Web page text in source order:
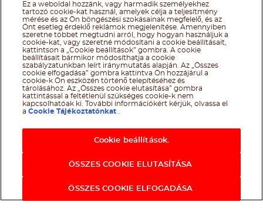
@Ferrero 2026 All rights reserved.
Nutella® cookie tájékoztató
Felhasználás Feltételei
Technikai információk Impresszum
Ferrero
adatkezelési tájékoztató
Ez a weboldal hozzánk, vagy harmadik személyekhez
tartozó cookie-kat használ, amelyek célja a teljesítmény
mérése és az Ön böngészési szokásainak megfelelő, és az
Önt esetleg érdeklő reklámok megjelenítése. Amennyiben
szeretne többet megtudni arról, hogy hogyan használjuk a
cookie-kat, vagy szeretné módosítani a cookie beállításait,
kattintson a „Cookie beállítások” gombra. A cookie
beállításait bármikor módosíthatja a cookie
szabályzatunkban leírt iránymutatás alapján. Az „Összes
cookie elfogadása” gombra kattintva Ön hozzájárul a
cookie-k Ön eszközén történő telepítéséhez és
tárolásához. Az „Összes cookie elutasítása” gombra
kattintással a feltétlenül szükséges cookie-k nem
kapcsolhatóak ki. További információkért kérjük, olvassa el
aCookie Tájékoztatónkat
Cookie beállítások.
ÖSSZES COOKIE ELUTASÍTÁSA
ÖSSZES COOKIE ELFOGADÁSA